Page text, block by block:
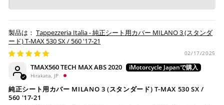
せん。
※ お支払いは現金のみとなります。
銀行振込 (事前決済)
Tappezzeria Italia - 純正シート用カバー MILANO 3 (スタンダ
ード) T-MAX 530 SX / 560 '17-21
02/17/2025
TMAX560 TECH MAX ABS 2020
Hirakata, JP
純正シート用カバー MILANO 3 (スタンダード) T-MAX 530 SX /
560 '17-21